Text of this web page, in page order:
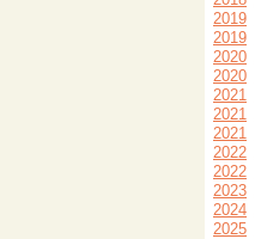
2019
2019
2020
2020
2021
2021
2021
2022
2022
2023
2024
2025